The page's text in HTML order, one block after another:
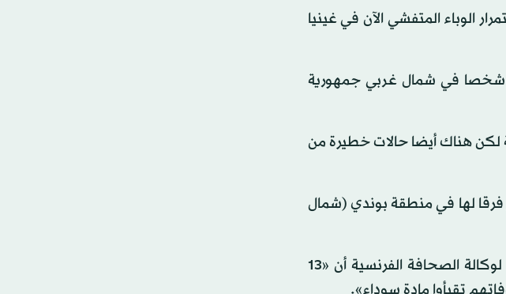
الوباء المتفشي الآن في غينيا
وقالت المنظمة وأطباء بلا حدود إنه من المبكر جدا تأكيد أن الحمى النزفية سبب وفاة 13 شخصا في شمال غربي جمهورية
هناك أيضا حالات خطيرة من
فرقا لها في منطقة بوندي (شمال
وكان قد أعلن وزير الصحة الكونغولي فيليكس كبانغي نومبي يوم أول من أمس الخميس لوكالة الصحافة الفرنسية أن «13